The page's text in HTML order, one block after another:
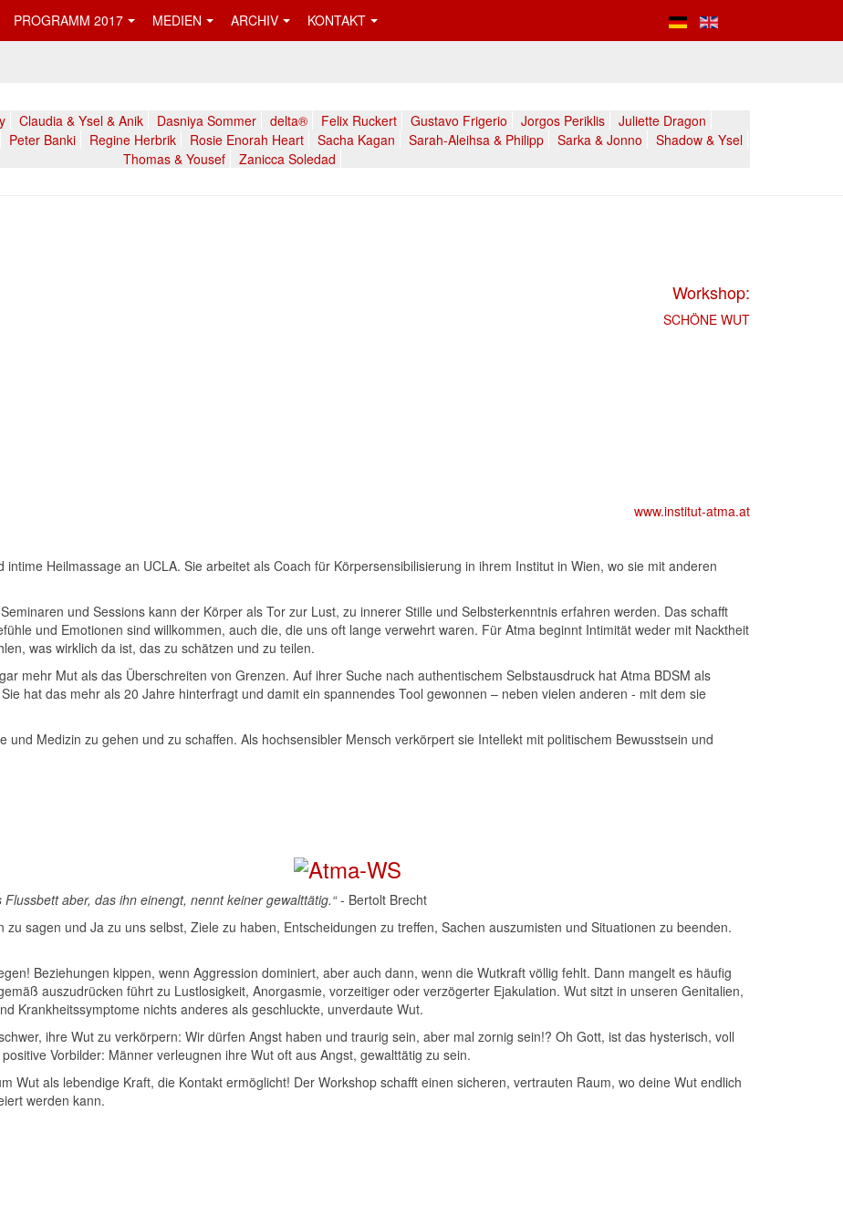
PROGRAMM 2017 MEDIEN ARCHIV KONTAKT
Claudia & Ysel & Anik Dasniya Sommer delta® Felix Ruckert Gustavo Frigerio Jorgos Periklis
Juliette Dragon
Peter Banki Regine Herbrik Rosie Enorah Heart Sacha Kagan Sarah-Aleihsa & Philipp Sarka & Jonno
Shadow & Ysel
Thomas & Yousef
Zanicca Soledad
Workshop:
SCHÖNE WUT
www.institut-atma.at
Heilmassage an UCLA. Sie arbeitet als Coach für Körpersensibilisierung in ihrem Institut in Wien, wo sie mit anderen
und Sessions kann der Körper als Tor zur Lust, zu innerer Stille und Selbsterkenntnis erfahren werden. Das schafft
und Emotionen sind willkommen, auch die, die uns oft lange verwehrt waren. Für Atma beginnt Intimität weder mit Nacktheit
was wirklich da ist, das zu schätzen und zu teilen.
mehr Mut als das Überschreiten von Grenzen. Auf ihrer Suche nach authentischem Selbstausdruck hat Atma BDSM als
hat das mehr als 20 Jahre hinterfragt und damit ein spannendes Tool gewonnen – neben vielen anderen - mit dem sie
Medizin zu gehen und zu schaffen. Als hochsensibler Mensch verkörpert sie Intellekt mit politischem Bewusstsein und
aber, das ihn einengt, nennt keiner gewalttätig.“- Bertolt Brecht
sagen und Ja zu uns selbst, Ziele zu haben, Entscheidungen zu treffen, Sachen auszumisten und Situationen zu beenden.
Beziehungen kippen, wenn Aggression dominiert, aber auch dann, wenn die Wutkraft völlig fehlt. Dann mangelt es häufig
auszudrücken führt zu Lustlosigkeit, Anorgasmie, vorzeitiger oder verzögerter Ejakulation. Wut sitzt in unseren Genitalien,
Krankheitssymptome nichts anderes als geschluckte, unverdaute Wut.
ihre Wut zu verkörpern: Wir dürfen Angst haben und traurig sein, aber mal zornig sein!? Oh Gott, ist das hysterisch, voll
Vorbilder: Männer verleugnen ihre Wut oft aus Angst, gewalttätig zu sein.
Wut als lebendige Kraft, die Kontakt ermöglicht! Der Workshop schafft einen sicheren, vertrauten Raum, wo deine Wut endlich
werden kann.